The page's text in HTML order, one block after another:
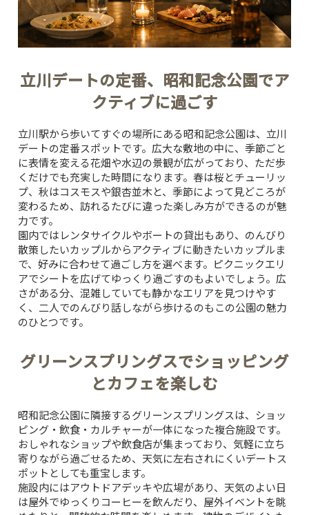
立川デートの定番、昭和記念公園でア
クティブに過ごす
立川駅から歩いてすぐの場所にある昭和記念公園は、立川
デートの定番スポットです。広大な敷地の中に、季節ごと
に表情を変える花畑や水辺の景観が広がっており、ただ歩
くだけでも充実した時間になります。春は桜とチューリッ
プ、秋はコスモスや銀杏並木と、季節によって見どころが
変わるため、訪れるたびに違った楽しみ方ができるのが魅
力です。
園内ではレンタサイクルやボートの貸出もあり、のんびり
散策したいカップルからアクティブに動きたいカップルま
で、好みに合わせて過ごし方を選べます。ピクニックエリ
アでシートを広げてゆっくり過ごすのもよいでしょう。広
さがある分、混雑していても静かなエリアを見つけやす
く、二人でのんびり話しながら歩けるのもこの公園の魅力
のひとつです。
グリーンスプリングスでショッピング
とカフェを楽しむ
昭和記念公園に隣接するグリーンスプリングスは、ショッ
ピング・飲食・カルチャーが一体になった複合施設です。
おしゃれなショップや飲食店が集まっており、気軽に立ち
寄りながら過ごせるため、天気に左右されにくいデートス
ポットとしても重宝します。
施設内にはアウトドアデッキや広場があり、天気のよい日
は屋外でゆっくりコーヒーを飲んだり、屋外イベントを眺